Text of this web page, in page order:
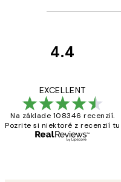
4.4
EXCELLENT
Na základe 108346 recenzií.
Pozrite si niektoré z recenzií tu